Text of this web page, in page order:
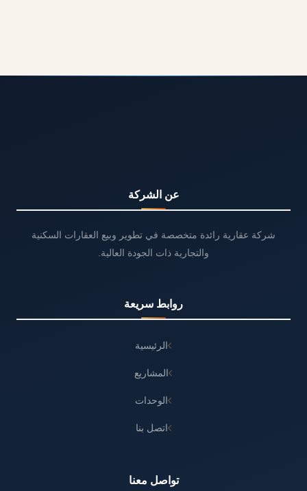
عن الشركة
شركة عقارية رائدة متخصصة في تطوير وبيع العقارات السكنية
والتجارية ذات الجودة العالية.
روابط سريعة
الرئيسية
المشاريع
الوحدات
اتصل بنا
تواصل معنا